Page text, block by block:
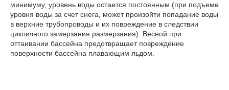
минимуму, уровень воды остается постоянным (при подъеме
уровня воды за счет снега, может произойти попадание воды
в верхние трубопроводы и их повреждение в следствии
цикличного замерзания размерзания). Весной при
оттаивании бассейна предотвращает повреждение
поверхности бассейна плавающим льдом.